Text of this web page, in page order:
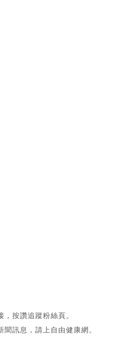
，按讚追蹤粉絲頁。
聞訊息，請上 自由健康網。